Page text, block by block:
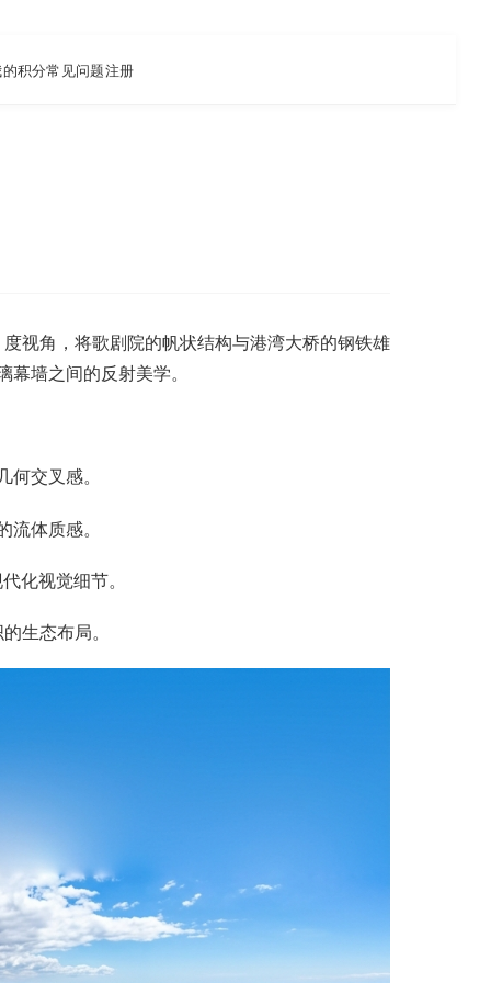
的积分常见问题注册
视角，将歌剧院的帆状结构与港湾大桥的钢铁雄
墙之间的反射美学。
交叉感。
体质感。
化视觉细节。
生态布局。